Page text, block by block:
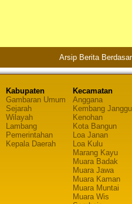
Arsip Berita
Kabupaten
Gambaran Umum
Sejarah
Wilayah
Lambang
Pemerintahan
Kepala Daerah
Kecamatan
Anggana
Kembang
Kenohan
Kota Bangun
Loa Janan
Loa Kulu
Marang Kayu
Muara Badak
Muara Jawa
Muara Kaman
Muara Muntai
Muara Wis